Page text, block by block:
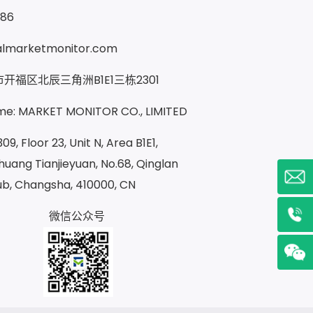
福区北辰三角洲B1E1三栋2301
MARKET MONITOR CO., LIMITED
Floor 23, Unit N, Area B1E1,
Tianjieyuan, No.68, Qinglan
Changsha, 410000, CN
微信公众号